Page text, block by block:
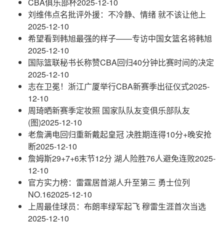
CBA俱乐部杯2025-12-10
刘维伟点名批评外援：不冷静、情绪 就不该让他上
2025-12-10
希望看到韩旭最强的样子——专访中国女篮名将韩旭
2025-12-10
国际篮联秘书长称赞CBA回归40分钟比赛时间的决定
2025-12-10
志在卫冕！浙江广厦举行CBA新赛季出征仪式2025-
12-10
周琦晒新赛季定妆照 国家队队友变俱乐部队友
(图)2025-12-10
老詹满电回归重新戴起皇冠 决胜期连得10分+晚安抢
断2025-12-10
詹姆斯29+7+6末节12分 湖人险胜76人避免连败2025-
12-10
官方实力榜：雷霆居首湖人升至第三 勇士位列
NO.162025-12-10
上周最佳球员：布朗率绿军起飞 穆雷生涯首次当选
2025-12-10